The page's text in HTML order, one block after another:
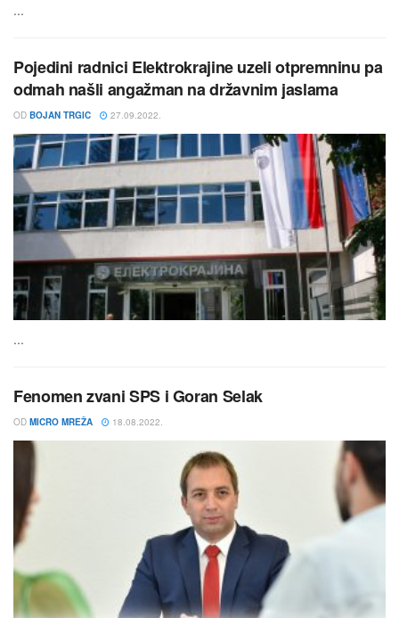
...
Pojedini radnici Elektrokrajine uzeli otpremninu pa
odmah našli angažman na državnim jaslama
OD BOJAN TRGIC 27.09.2022.
...
Fenomen zvani SPS i Goran Selak
OD MICRO MREŽA 18.08.2022.